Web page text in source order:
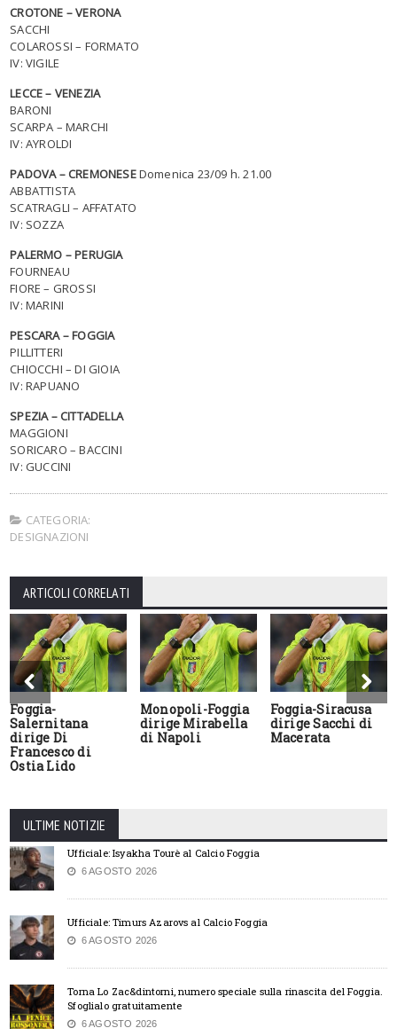
CROTONE – VERONA
SACCHI
COLAROSSI – FORMATO
IV: VIGILE
LECCE – VENEZIA
BARONI
SCARPA – MARCHI
IV: AYROLDI
PADOVA – CREMONESEDomenica 23/09 h. 21.00
ABBATTISTA
SCATRAGLI – AFFATATO
IV: SOZZA
PALERMO – PERUGIA
FOURNEAU
FIORE – GROSSI
IV: MARINI
PESCARA – FOGGIA
PILLITTERI
CHIOCCHI – DI GIOIA
IV: RAPUANO
SPEZIA – CITTADELLA
MAGGIONI
SORICARO – BACCINI
IV: GUCCINI
CATEGORIA:
DESIGNAZIONI
ARTICOLI CORRELATI
Foggia-
Salernitana
dirige Di
Francesco di
Ostia Lido
Monopoli-Foggia
dirige Mirabella
di Napoli
Foggia-Siracusa
dirige Sacchi di
Macerata
ULTIME NOTIZIE
Ufficiale: Isyakha Tourè al Calcio Foggia
6 AGOSTO 2026
Ufficiale: Timurs Azarovs al Calcio Foggia
6 AGOSTO 2026
Torna Lo Zac&dintorni, numero speciale sulla rinascita del Foggia.
Sfoglialo gratuitamente
6 AGOSTO 2026